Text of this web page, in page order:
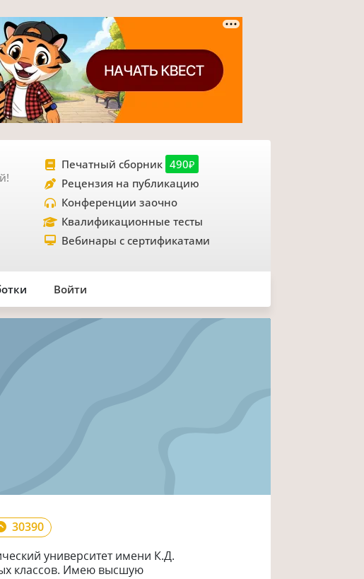
Печатный сборник 490₽
Рецензия на публикацию
Конференции заочно
Квалификационные тесты
Вебинары с сертификатами
Войти
30390
университет имени К.Д.
классов. Имею высшую